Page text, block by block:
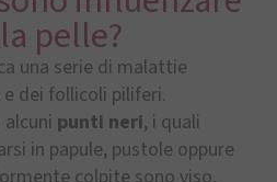
pelle?
una serie di malattie
e dei follicoli piliferi.
punti neri, i quali
in papule, pustole oppure